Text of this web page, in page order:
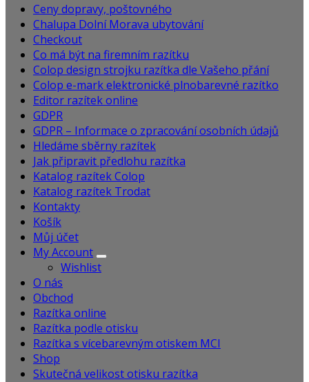
Ceny dopravy, poštovného
Chalupa Dolní Morava ubytování
Checkout
Co má být na firemním razítku
Colop design strojku razítka dle Vašeho přání
Colop e-mark elektronické plnobarevné razítko
Editor razítek online
GDPR
GDPR – Informace o zpracování osobních údajů
Hledáme sběrny razítek
Jak připravit předlohu razítka
Katalog razítek Colop
Katalog razítek Trodat
Kontakty
Košík
Můj účet
My Account
Wishlist
O nás
Obchod
Razítka online
Razítka podle otisku
Razítka s vícebarevným otiskem MCI
Shop
Skutečná velikost otisku razítka